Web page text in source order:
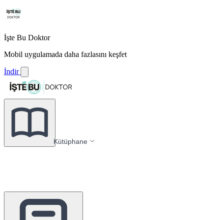
İşte Bu Doktor
Mobil uygulamada daha fazlasını keşfet
İndir
Kütüphane